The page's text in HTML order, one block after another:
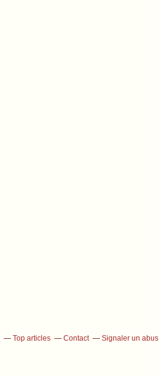
Top articles Contact Signaler un abus